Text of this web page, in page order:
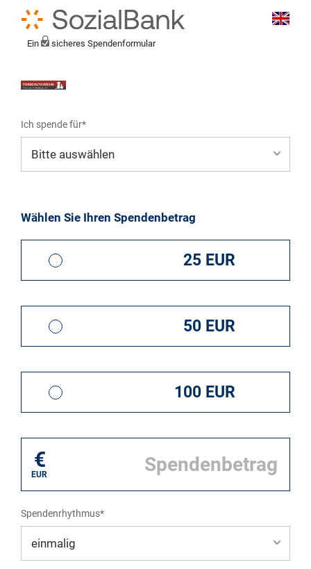
Ein sicheres Spendenformular
Ich spende für*
Wählen Sie Ihren Spendenbetrag
25 EUR
50 EUR
100 EUR
€
EUR
Spendenrhythmus*